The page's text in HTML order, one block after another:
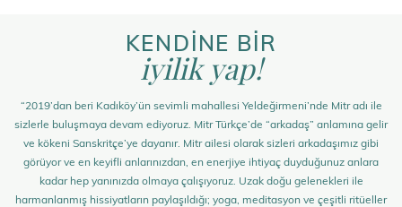
KENDİNE BİR
iyilik yap!
“2019’dan beri Kadıköy’ün sevimli mahallesi Yeldeğirmeni’nde Mitr adı ile
sizlerle buluşmaya devam ediyoruz. Mitr Türkçe’de “arkadaş” anlamına gelir
ve kökeni Sanskritçe’ye dayanır. Mitr ailesi olarak sizleri arkadaşımız gibi
görüyor ve en keyifli anlarınızdan, en enerjiye ihtiyaç duyduğunuz anlara
kadar hep yanınızda olmaya çalışıyoruz. Uzak doğu gelenekleri ile
harmanlanmış hissiyatların paylaşıldığı; yoga, meditasyon ve çeşitli ritüeller